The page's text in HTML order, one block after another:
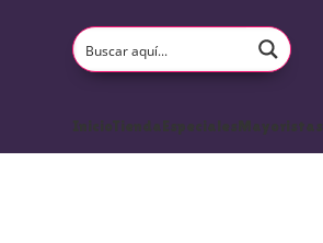
InicioTiendaEspecialesMayoristas